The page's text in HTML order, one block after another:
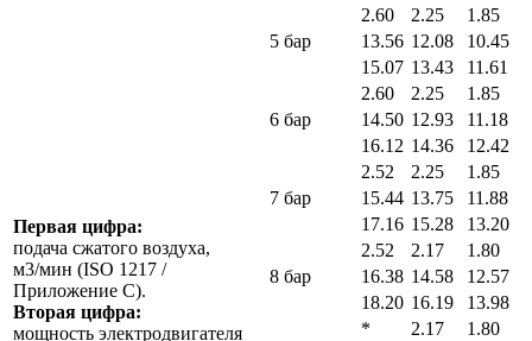
Первая цифра:
подача сжатого воздуха,
м3/мин (ISO 1217 /
Приложение C).
Вторая цифра:
мощность электродвигателя
5 бар
2.60 2.25
1.85
13.56 12.08
10.45
15.07 13.43 11.61
6 бар
2.60 2.25
1.85
14.50 12.93
11.18
16.12 14.36 12.42
7 бар
2.52 2.25
1.85
15.44 13.75
11.88
17.16 15.28 13.20
8 бар
2.52 2.17
1.80
16.38 14.58
12.57
18.20 16.19 13.98
* 2.17
1.80